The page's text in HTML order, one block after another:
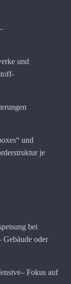
und
und
je
bei
Gebäude oder
Fokus auf